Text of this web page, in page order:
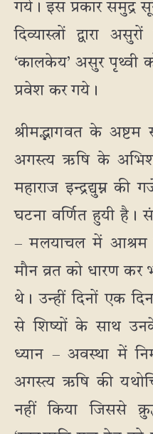
गये। इस प्रकार समुद्र
दिव्यास्त्रों द्वारा
‘कालकेय’ असुर पृथ्वी
प्रवेश कर गये।
श्रीमद्भागवत के
अगस्त्य ऋषि के
महाराज इन्द्रद्युम्न की
घटना वर्णित हुयी है।
– मलयाचल में आश्रम
मौन व्रत को धारण
थे। उन्हीं दिनों एक
से शिष्यों के साथ
ध्यान – अवस्था में
अगस्त्य ऋषि की
नहीं किया जिससे